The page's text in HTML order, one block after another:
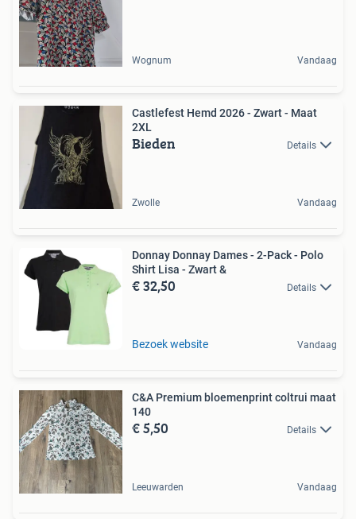
Wognum Vandaag
Castlefest Hemd 2026 - Zwart - Maat
2XL
Bieden Details
Zwolle Vandaag
Donnay Donnay Dames - 2-Pack - Polo
Shirt Lisa - Zwart &
€ 32,50 Details
Bezoek website Vandaag
C&A Premium bloemenprint coltrui maat
140
€ 5,50 Details
Leeuwarden Vandaag